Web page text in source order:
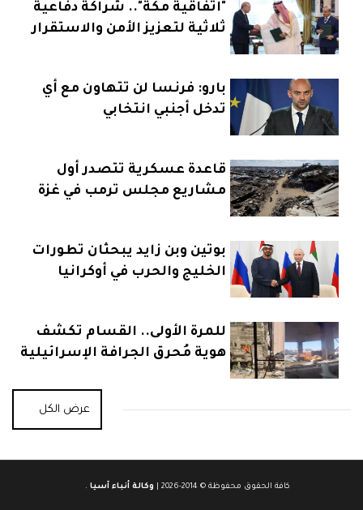
"اتفاقية مكة".. شراكة دفاعية
ثلاثية لتعزيز الأمن والاستقرار
بارو: فرنسا لن تتهاون مع أي
تدخل أجنبي انتخابي
قاعدة عسكرية تتصدر أول
مشاريع مجلس ترمب في غزة
بوتين وبن زايد يبحثان تطورات
الخليج والحرب في أوكرانيا
للمرة الأولى.. القسام تكشف
هوية مُحرق الجرافة الإسرائيلية
عرض الكل
كافة الحقوق محفوظة © 2014-2026 | وكالة أنباء آسيا .